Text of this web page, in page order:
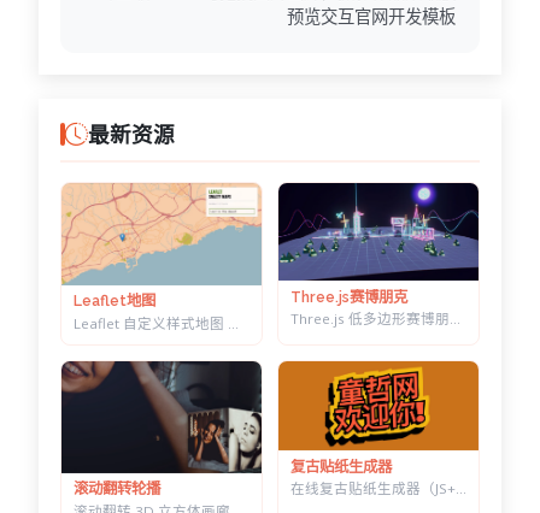
预览交互官网开发模板
最新资源
Leaflet地图
Three.js赛博朋克
滚动翻转轮播
复古贴纸生成器
在线复古贴纸生成器（JS+CSS） — 改字换色调角度，一键导出透明底 PNG